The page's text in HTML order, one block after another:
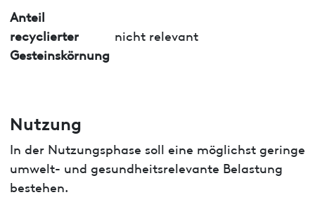
Anteil
recyclierter
Gesteinskörnung
nicht relevant
Nutzung
In der Nutzungsphase soll eine möglichst geringe
umwelt- und gesundheitsrelevante Belastung
bestehen.